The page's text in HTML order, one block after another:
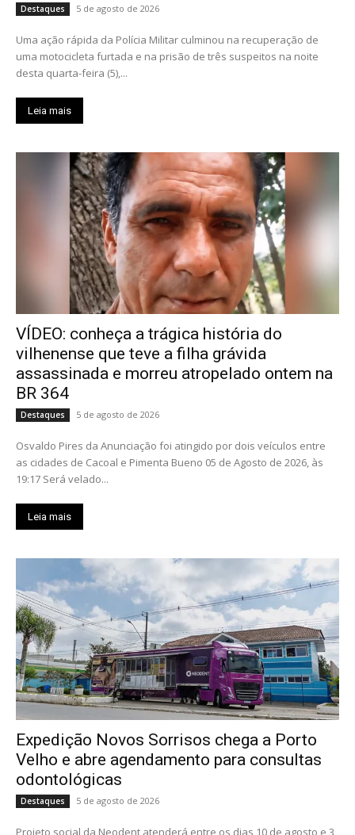
Destaques 5 de agosto de 2026
Uma ação rápida da Polícia Militar culminou na recuperação de
uma motocicleta furtada e na prisão de três suspeitos na noite
desta quarta-feira (5),...
Leia mais
VÍDEO: conheça a trágica história do
vilhenense que teve a filha grávida
assassinada e morreu atropelado ontem na
BR 364
Destaques 5 de agosto de 2026
Osvaldo Pires da Anunciação foi atingido por dois veículos entre
as cidades de Cacoal e Pimenta Bueno 05 de Agosto de 2026, às
19:17 Será velado...
Leia mais
Expedição Novos Sorrisos chega a Porto
Velho e abre agendamento para consultas
odontológicas
Destaques 5 de agosto de 2026
Projeto social da Neodent atenderá entre os dias 10 de agosto e 3